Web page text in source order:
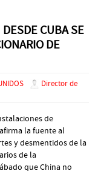
CUBA SE
DE
Director de
de
la fuente al
y desmentidos de la
de la
que China no